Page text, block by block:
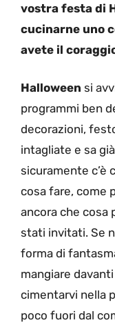
vostra festa di
cucinarne uno
avete il
Halloween si
programmi ben
decorazioni,
intagliate e sa
sicuramente c’è
cosa fare, come
ancora che cosa
stati invitati. Se
forma di
mangiare
cimentarvi nella
poco fuori dal